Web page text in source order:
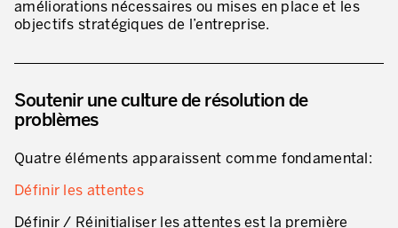
Développement des managers et superviseurs
Evaluation de la maturité de la culture d’excellence opérationnelle
ACTIVITÉS DE SERVICE
20 ans d’expérience Lean dans les services
Améliorer la qualité du service aux clients
améliorations nécessaires ou mises en place et les
objectifs stratégiques de l’entreprise.
Soutenir une culture de résolution de
problèmes
Quatre éléments apparaissent comme fondamental:
Définir les attentes
Définir / Réinitialiser les attentes est la première